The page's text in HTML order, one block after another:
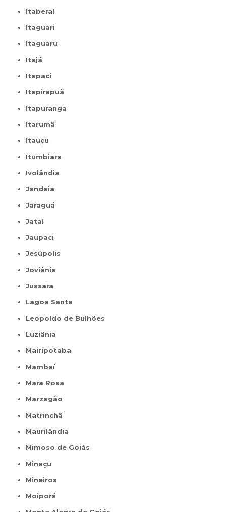
Itaberaí
Itaguari
Itaguaru
Itajá
Itapaci
Itapirapuã
Itapuranga
Itarumã
Itauçu
Itumbiara
Ivolândia
Jandaia
Jaraguá
Jataí
Jaupaci
Jesúpolis
Joviânia
Jussara
Lagoa Santa
Leopoldo de Bulhões
Luziânia
Mairipotaba
Mambaí
Mara Rosa
Marzagão
Matrinchã
Maurilândia
Mimoso de Goiás
Minaçu
Mineiros
Moiporá